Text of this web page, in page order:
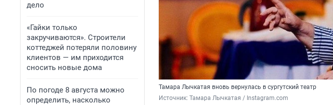
дело
«Гайки только
закручиваются». Строители
коттеджей потеряли половину
клиентов — им приходится
сносить новые дома
По погоде 8 августа можно
определить, насколько
Тамара Лычкатая вновь вернулась в сургутский театр
Источник: Тамара Лычкатая / Instagram.com